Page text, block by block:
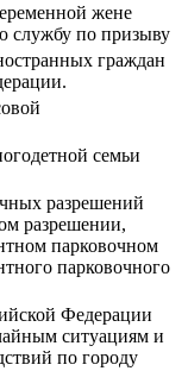
жене
службу по призыву
граждан
семьи
разрешений
разрешении,
парковочном
парковочного
Федерации
ситуациям и
по городу